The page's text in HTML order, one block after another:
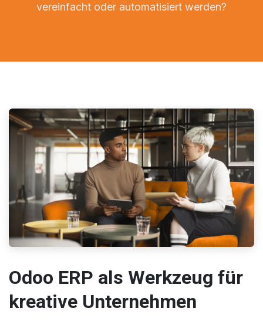
vereinfacht oder automatisiert werden?
Odoo ERP als Werkzeug für
kreative Unternehmen